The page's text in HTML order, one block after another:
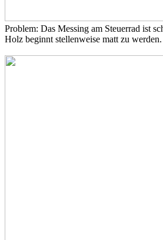
Problem: Das Messing am Steuerrad ist
Holz beginnt stellenweise matt zu werden.